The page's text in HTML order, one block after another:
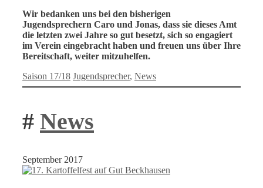
Wir bedanken uns bei den bisherigen
Jugendsprechern Caro und Jonas, dass sie dieses Amt
die letzten zwei Jahre so gut besetzt, sich so engagiert
im Verein eingebracht haben und freuen uns über Ihre
Bereitschaft, weiter mitzuhelfen.
Kategorien
Saison 17/18 Schlagwörter
Jugendsprecher, News
# News
September 2017